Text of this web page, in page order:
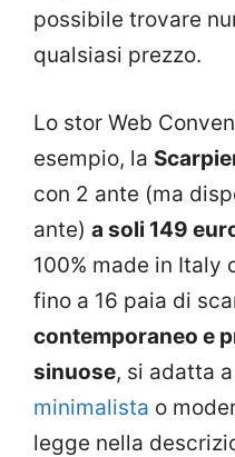
possibile trovare
qualsiasi prezzo.
Lo stor Web
esempio, la
con 2 ante (ma
ante) a soli 149
100% made in Italy
fino a 16 paia di
contemporaneo e
sinuose, si adatta a
minimalista o
legge nella